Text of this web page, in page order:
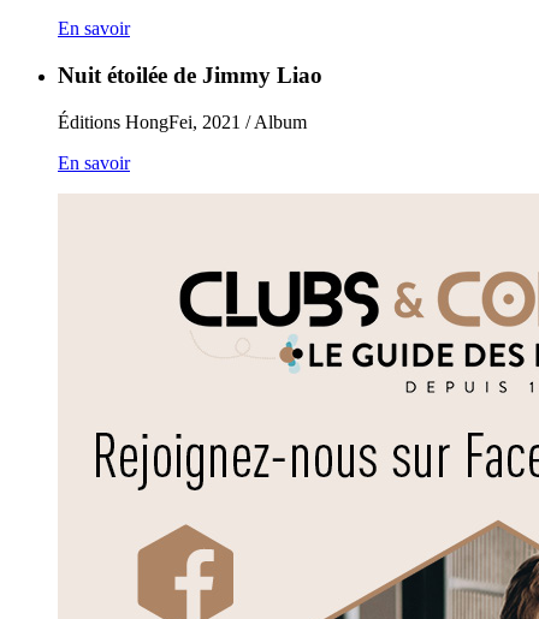
En savoir
Nuit étoilée de Jimmy Liao
Éditions HongFei, 2021 / Album
En savoir